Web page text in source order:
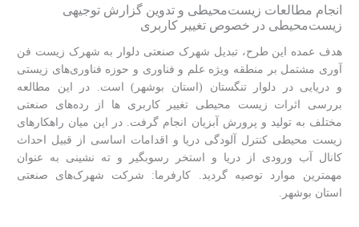
انجام مطالعات زیست‌محیطی و تدوین گزارش توجیهی
زیست‌محیطی در خصوص تغییر کاربری
هدف عمده این طرح، تبدیل شهرک صنعتی دلوار به شهرک زیست فن
آوری مشتمل بر منطقه ویژه علم و فناوری و حوزه فناوری‌های زیستی
و دریایی در دلوار تنگستان (استان بوشهر) است. در این مطالعه
بررسی اثرات زیست محیطی تغییر کاربری ها از رده‌های صنعتی
مختلف به تولید و پرورش آبزیان انجام گرفت. در این میان راهکارهای
زیست محیطی کنترل آلودگی دریا و اقدامات اساسی از قبیل احداث
کانال آب ورودی از دریا و استخر رسوبگیر و ته نشینی به عنوان
مهمترین موارد توصیه گردید. کارفرما: شرکت شهرک‌های صنعتی
استان بوشهر.